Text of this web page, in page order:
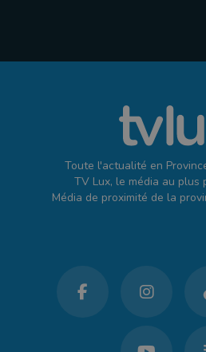
Toute l'actualité en
TV Lux, le média au plus
Média de proximité de la